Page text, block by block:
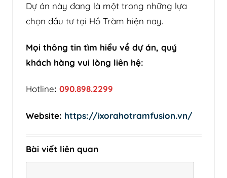
Dự án này đang là một trong những lựa
chọn đầu tư tại Hồ Tràm hiện nay.
Mọi thông tin tìm hiểu về dự án, quý
khách hàng vui lòng liên hệ:
Hotline: 090.898.2299
Website: https://ixorahotramfusion.vn/
Bài viết liên quan